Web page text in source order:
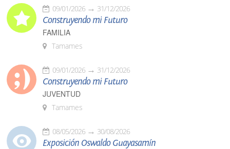
09/01/2026 31/12/2026
Construyendo mi Futuro
FAMILIA
Tamames
09/01/2026 31/12/2026
Construyendo mi Futuro
JUVENTUD
Tamames
08/05/2026 30/08/2026
Exposición Oswaldo Guayasamín